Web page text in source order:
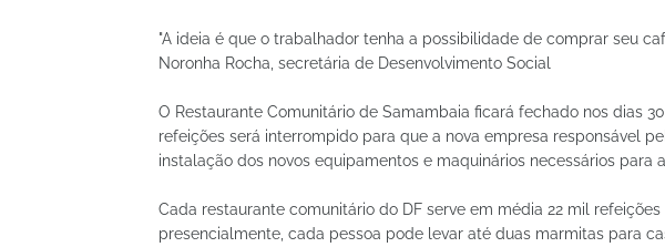
"A ideia é que o trabalhador tenha a possibilidade de comprar seu
Noronha Rocha, secretária de Desenvolvimento Social
O Restaurante Comunitário de Samambaia ficará fechado nos dias
refeições será interrompido para que a nova empresa responsável
instalação dos novos equipamentos e maquinários necessários para
Cada restaurante comunitário do DF serve em média 22 mil
presencialmente, cada pessoa pode levar até duas marmitas para